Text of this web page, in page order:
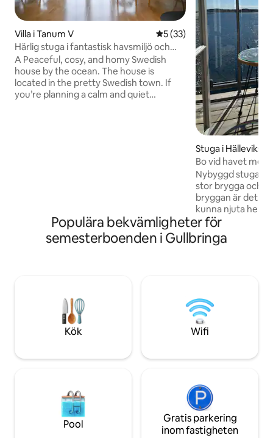
Villa i Tanum V 5 av 5 i genomsnittligt
5 (33)
Härlig stuga i fantastisk havsmiljö och
jacuzzi
A Peaceful, cosy, and homy Swedish
house by the ocean. The house is
located in the pretty Swedish town. If
you’re planning a calm and quiet
Stuga i
Bo vid havet med
Nybyggd stuga
stor brygga och
bryggan är det
kunna njuta hela
solstolar,
På gångavstånd
padelbanor och ett spa.
dubbelsäng och
enkelsängar som
ett med en 120
Populära bekvämligheter för
semesterboenden i Gullbringa
Kök Wifi
Pool
Gratis parkering
inom fastigheten